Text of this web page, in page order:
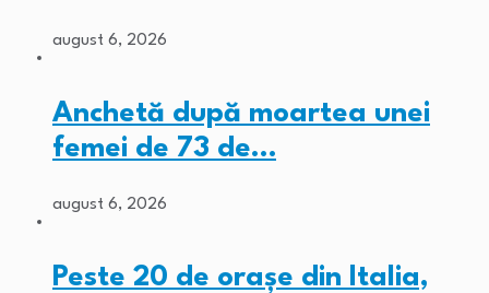
august 6, 2026
Anchetă după moartea unei
femei de 73 de…
august 6, 2026
Peste 20 de orașe din Italia,